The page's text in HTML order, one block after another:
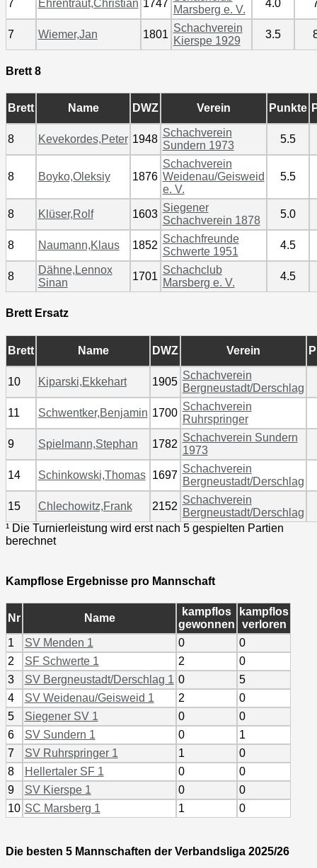
7 Ehrentraut,Christian 1747
Marsberg e. V.
4.0
7 Wiemer,Jan 1801
Schachverein
Kierspe 1929
3.5
Brett 8
Brett Name DWZ Verein Punkte
8 Kevekordes,Peter 1948
Schachverein
Sundern 1973
5.5
8 Boyko,Oleksiy 1876
Schachverein
Weidenau/Geisweid
e. V.
5.5
8 Klüser,Rolf 1603
Siegener
Schachverein 1878
5.0
8 Naumann,Klaus 1852
Schachfreunde
Schwerte 1951
4.5
8
Dähne,Lennox
Sinan
1701
Schachclub
Marsberg e. V.
4.5
Brett Ersatz
Brett Name DWZ Verein
10 Kiparski,Ekkehart 1905
Schachverein
Bergneustadt/Derschlag
11 Schwentker,Benjamin 1700
Schachverein
Ruhrspringer
9 Spielmann,Stephan 1782
Schachverein Sundern
1973
14 Schinkowski,Thomas 1697
Schachverein
Bergneustadt/Derschlag
15 Chlechowitz,Frank 2152
Schachverein
Bergneustadt/Derschlag
¹ Die Turnierleistung wird erst nach 5 gespielten Partien
berechnet
Kampflose Ergebnisse pro Mannschaft
Nr Name
kampflos
gewonnen
kampflos
verloren
1
SV Menden 1 0
0
2
SF Schwerte 1 2
0
3
SV Bergneustadt/Derschlag 1 0
5
4
SV Weidenau/Geisweid 1 2
0
5
Siegener SV 1 0
0
6
SV Sundern 1 0
1
7
SV Ruhrspringer 1 1
0
8
Hellertaler SF 1 0
0
9
SV Kierspe 1 0
0
10 SC Marsberg 1 1 0
Die besten 5 Mannschaften der Verbandsliga 2025/26